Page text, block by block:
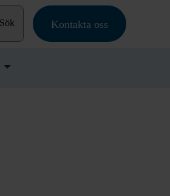
Kontakta oss